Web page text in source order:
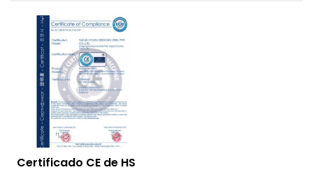
Certificado CE de HS